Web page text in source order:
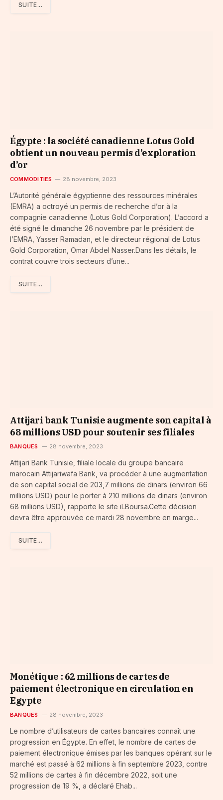
SUITE...
Égypte : la société canadienne Lotus Gold
obtient un nouveau permis d’exploration
d’or
COMMODITIES 28 novembre, 2023
L’Autorité générale égyptienne des ressources minérales
(EMRA) a octroyé un permis de recherche d’or à la
compagnie canadienne (Lotus Gold Corporation). L’accord a
été signé le dimanche 26 novembre par le président de
l’EMRA, Yasser Ramadan, et le directeur régional de Lotus
Gold Corporation, Omar Abdel Nasser.Dans les détails, le
contrat couvre trois secteurs d’une...
SUITE...
Attijari bank Tunisie augmente son capital à
68 millions USD pour soutenir ses filiales
BANQUES 28 novembre, 2023
Attijari Bank Tunisie, filiale locale du groupe bancaire
marocain Attijariwafa Bank, va procéder à une augmentation
de son capital social de 203,7 millions de dinars (environ 66
millions USD) pour le porter à 210 millions de dinars (environ
68 millions USD), rapporte le site iLBoursa.Cette décision
devra être approuvée ce mardi 28 novembre en marge...
SUITE...
Monétique : 62 millions de cartes de
paiement électronique en circulation en
Egypte
BANQUES 28 novembre, 2023
Le nombre d’utilisateurs de cartes bancaires connaît une
progression en Égypte. En effet, le nombre de cartes de
paiement électronique émises par les banques opérant sur le
marché est passé à 62 millions à fin septembre 2023, contre
52 millions de cartes à fin décembre 2022, soit une
progression de 19 %, a déclaré Ehab...